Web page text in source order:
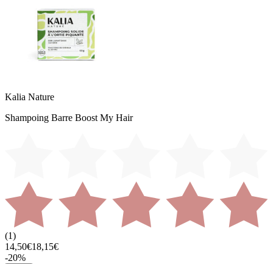
Kalia Nature
Shampoing Barre Boost My Hair
(1)
14,50€18,15€
-20%